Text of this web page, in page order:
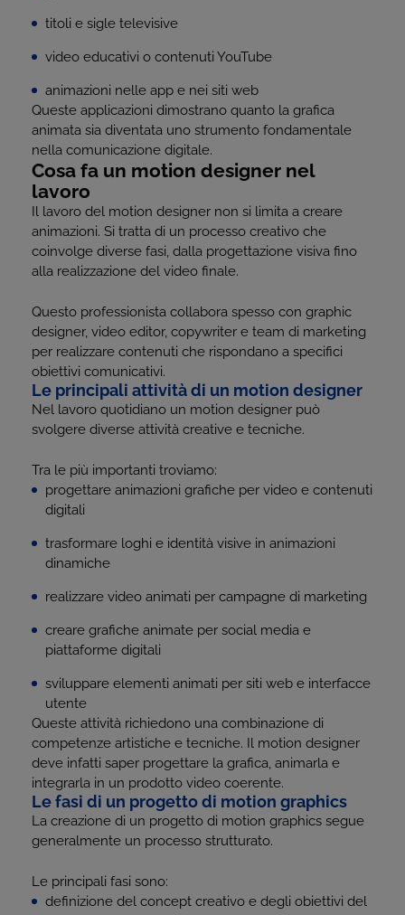
titoli e sigle televisive
video educativi o contenuti YouTube
animazioni nelle app e nei siti web
Queste applicazioni dimostrano quanto la grafica
animata sia diventata uno strumento fondamentale
nella comunicazione digitale.
Cosa fa un motion designer nel
lavoro
Il lavoro del motion designer non si limita a creare
animazioni. Si tratta di un processo creativo che
coinvolge diverse fasi, dalla progettazione visiva fino
alla realizzazione del video finale.
Questo professionista collabora spesso con graphic
designer, video editor, copywriter e team di marketing
per realizzare contenuti che rispondano a specifici
obiettivi comunicativi.
Le principali attività di un motion designer
Nel lavoro quotidiano un motion designer può
svolgere diverse attività creative e tecniche.
Tra le più importanti troviamo:
progettare animazioni grafiche per video e contenuti
digitali
trasformare loghi e identità visive in animazioni
dinamiche
realizzare video animati per campagne di marketing
creare grafiche animate per social media e
piattaforme digitali
sviluppare elementi animati per siti web e interfacce
utente
Queste attività richiedono una combinazione di
competenze artistiche e tecniche. Il motion designer
deve infatti saper progettare la grafica, animarla e
integrarla in un prodotto video coerente.
Le fasi di un progetto di motion graphics
La creazione di un progetto di motion graphics segue
generalmente un processo strutturato.
Le principali fasi sono:
definizione del concept creativo e degli obiettivi del